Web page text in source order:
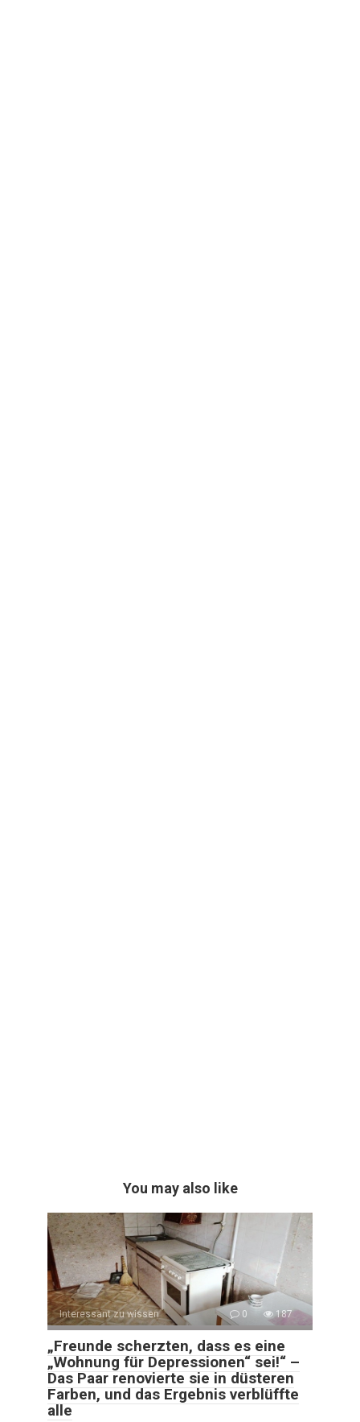
You may also like
Interessant zu wissen 0 187
„Freunde scherzten, dass es eine
„Wohnung für Depressionen“ sei!“ –
Das Paar renovierte sie in düsteren
Farben, und das Ergebnis verblüffte
alle